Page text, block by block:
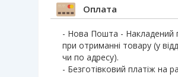
Оплата
- Нова Пошта - Накладений
при отриманні товару (у
чи по адресу).
- Безготівковий платіж на